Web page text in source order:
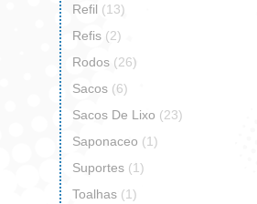
Refil (13)
Refis (2)
Rodos (26)
Sacos (6)
Sacos De Lixo (23)
Saponaceo (1)
Suportes (1)
Toalhas (1)